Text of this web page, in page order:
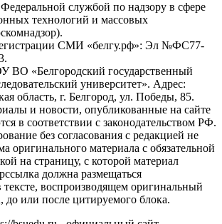
службой по надзору в сфере
технологий и массовых
СМИ «белгу.рф»: Эл №ФС77-
ВО «Белгородский государственный
университет». Адрес:
область, г. Белгород, ул. Победы, 85.
и новости, опубликованные на сайте
в соответствии с законодательством РФ.
без согласования с редакцией не
оригинального материала с обязательной
на страницу, с которой материал
должна размещаться
тексте, воспроизводящем оригинальный
до или после цитируемого блока.